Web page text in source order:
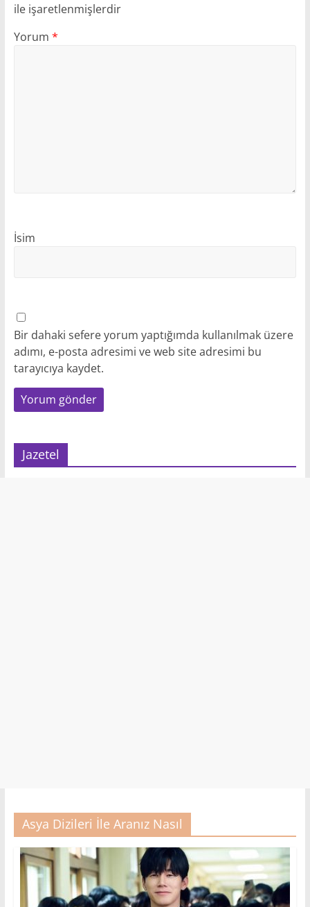
ile işaretlenmişlerdir
Yorum *
İsim
Bir dahaki sefere yorum yaptığımda kullanılmak üzere
adımı, e-posta adresimi ve web site adresimi bu
tarayıcıya kaydet.
Jazetel
Asya Dizileri İle Aranız Nasıl